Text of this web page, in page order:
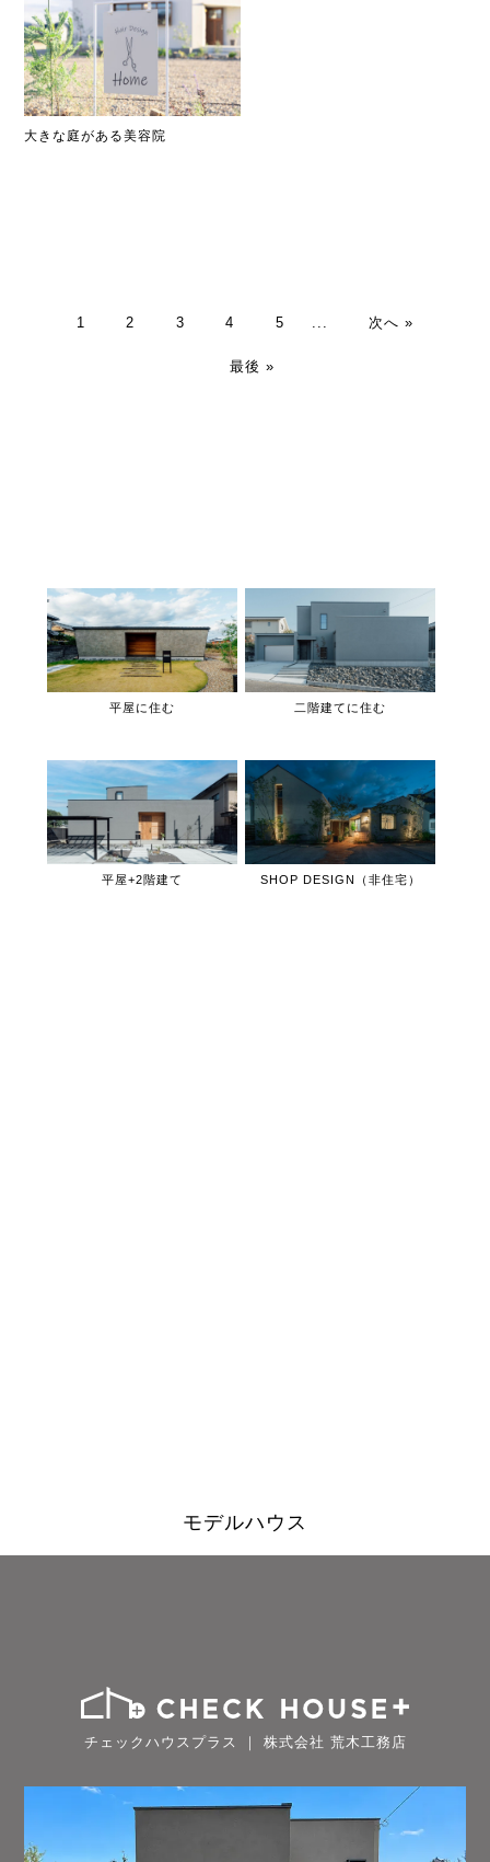
大きな庭がある美容院
1 2 3 4 5 ... 次へ »
最後 »
平屋に住む 二階建てに住む
平屋+2階建て SHOP DESIGN（非住宅）
モデルハウス
チェックハウスプラス ｜ 株式会社 荒木工務店